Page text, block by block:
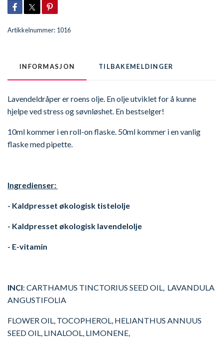
Artikkelnummer: 1016
INFORMASJON TILBAKEMELDINGER
Lavendeldråper er roens olje. En olje utviklet for å kunne
hjelpe ved stress og søvnløshet. En bestselger!
10ml kommer i en roll-on flaske. 50ml kommer i en vanlig
flaske med pipette.
Ingredienser:
- Kaldpresset økologisk tistelolje
- Kaldpresset økologisk lavendelolje
- E-vitamin
INCI: CARTHAMUS TINCTORIUS SEED OIL, LAVANDULA
ANGUSTIFOLIA
FLOWER OIL, TOCOPHEROL, HELIANTHUS ANNUUS
SEED OIL, LINALOOL, LIMONENE,